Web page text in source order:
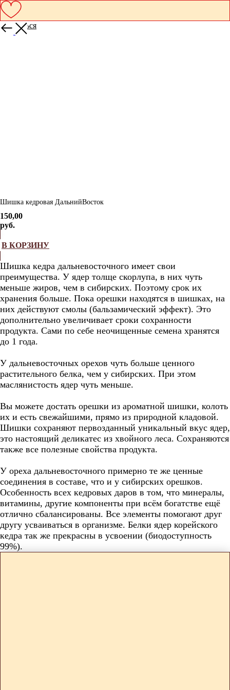
Вернуться
Шишка кедровая ДальнийВосток
150,00
руб.
В КОРЗИНУ
Шишка кедра дальневосточного имеет свои
преимущества. У ядер толще скорлупа, в них чуть
меньше жиров, чем в сибирских. Поэтому срок их
хранения больше. Пока орешки находятся в шишках, на
них действуют смолы (бальзамический эффект). Это
дополнительно увеличивает сроки сохранности
продукта. Сами по себе неочищенные семена хранятся
до 1 года.
У дальневосточных орехов чуть больше ценного
растительного белка, чем у сибирских. При этом
маслянистость ядер чуть меньше.
Вы можете достать орешки из ароматной шишки, колоть
их и есть свежайшими, прямо из природной кладовой.
Шишки сохраняют первозданный уникальный вкус ядер,
это настоящий деликатес из хвойного леса. Сохраняются
также все полезные свойства продукта.
У ореха дальневосточного примерно те же ценные
соединения в составе, что и у сибирских орешков.
Особенность всех кедровых даров в том, что минералы,
витамины, другие компоненты при всём богатстве ещё
отлично сбалансированы. Все элементы помогают друг
другу усваиваться в организме. Белки ядер корейского
кедра так же прекрасны в усвоении (биодоступность
99%).